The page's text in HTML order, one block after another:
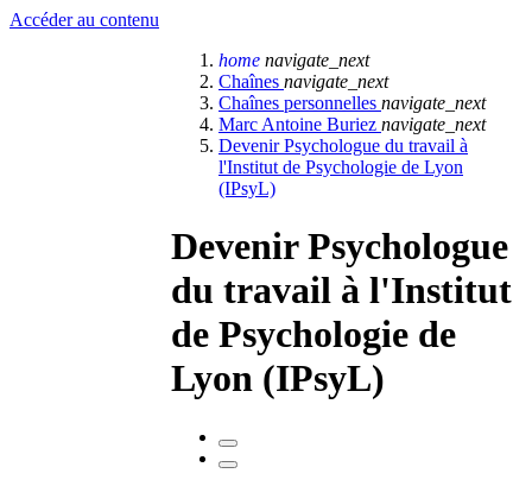
Accéder au contenu
home navigate_next
Chaînes navigate_next
Chaînes personnelles navigate_next
Marc Antoine Buriez navigate_next
Devenir Psychologue du travail à
l'Institut de Psychologie de Lyon
(IPsyL)
Devenir Psychologue
du travail à l'Institut
de Psychologie de
Lyon (IPsyL)